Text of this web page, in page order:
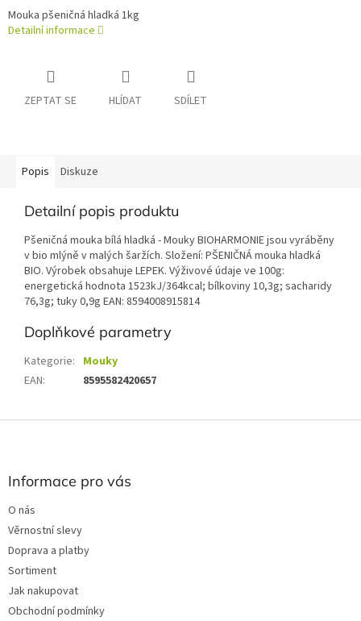
Mouka pšeničná hladká 1kg
Detailní informace
ZEPTAT SE HLÍDAT SDÍLET
Popis Diskuze
Detailní popis produktu
Pšeničná mouka bílá hladká - Mouky BIOHARMONIE jsou vyráběny
v bio mlýně v malých šaržích. Složení: PŠENIČNÁ mouka hladká
BIO. Výrobek obsahuje LEPEK. Výživové údaje ve 100g:
energetická hodnota 1523kJ/364kcal; bílkoviny 10,3g; sacharidy
76,3g; tuky 0,9g EAN: 8594008915814
Doplňkové parametry
Kategorie: Mouky
EAN: 8595582420657
Z
Informace pro vás
O nás
Věrnostní slevy
Doprava a platby
Sortiment
Jak nakupovat
Obchodní podmínky